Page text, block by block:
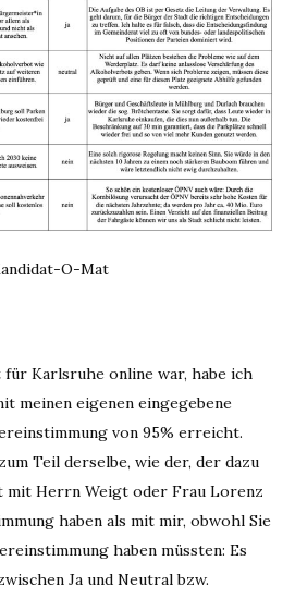
O-Mat
Karlsruhe online war, habe ich
meinen eigenen eingegebene
von 95% erreicht.
Teil derselbe, wie der, der dazu
mit Herrn Weigt oder Frau Lorenz
haben als mit mir, obwohl Sie
haben müssten: Es
Ja und Neutral bzw.